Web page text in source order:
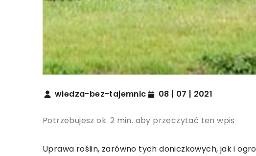
wiedza-bez-tajemnic 08 | 07 | 2021
Potrzebujesz ok. 2 min. aby przeczytać ten wpis
Uprawa roślin, zarówno tych doniczkowych, jak i